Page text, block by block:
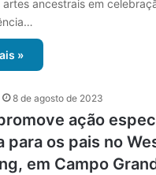
artes ancestrais em
»
8 de agosto de 2023
ação
para os pais no
em Campo